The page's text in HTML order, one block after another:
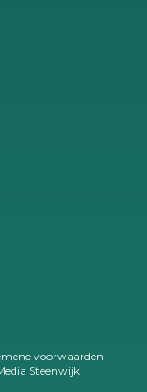
voorwaarden
Steenwijk